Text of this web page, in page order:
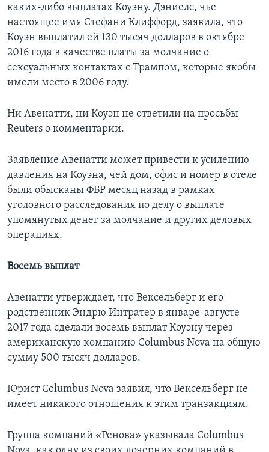
каких-либо выплатах Коуэну. Дэниелс, чье
настоящее имя Стефани Клиффорд, заявила, что
Коуэн выплатил ей 130 тысяч долларов в октябре
2016 года в качестве платы за молчание о
сексуальных контактах с Трампом, которые якобы
имели место в 2006 году.
Ни Авенатти, ни Коуэн не ответили на просьбы
Reuters о комментарии.
Заявление Авенатти может привести к усилению
давления на Коуэна, чей дом, офис и номер в отеле
были обысканы ФБР месяц назад в рамках
уголовного расследования по делу о выплате
упомянутых денег за молчание и других деловых
операциях.
Восемь выплат
Авенатти утверждает, что Вексельберг и его
родственник Эндрю Интратер в январе-августе
2017 года сделали восемь выплат Коуэну через
американскую компанию Columbus Nova на общую
сумму 500 тысяч долларов.
Юрист Columbus Nova заявил, что Вексельберг не
имеет никакого отношения к этим транзакциям.
Группа компаний «Ренова» указывала Columbus